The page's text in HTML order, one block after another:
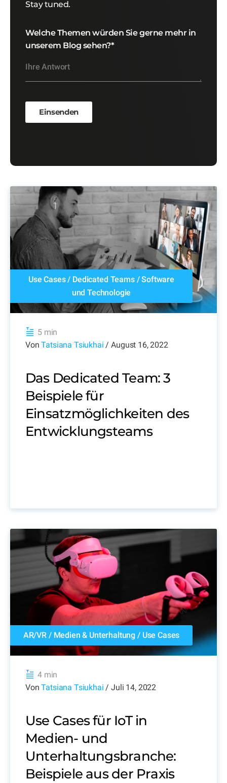
Stay tuned.
Welche Themen würden Sie gerne mehr in
unserem Blog sehen?*
Use Cases/ Dedicated Teams/Software
und Technologie
5 min
VonTatsiana Tsiukhai / August 16, 2022
Das Dedicated Team: 3
Beispiele für
Einsatzmöglichkeiten des
Entwicklungsteams
AR/VR/ Medien & Unterhaltung / Use Cases
4 min
VonTatsiana Tsiukhai / Juli 14, 2022
Use Cases für IoT in
Medien- und
Unterhaltungsbranche:
Beispiele aus der Praxis